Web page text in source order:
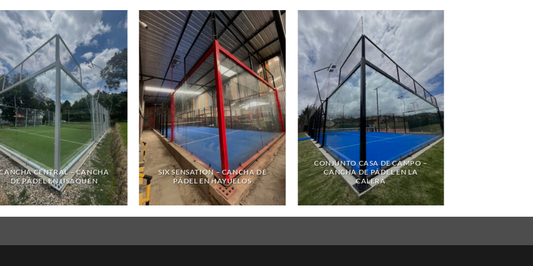
CENTRAL – CANCHA
DE PÁDEL EN USAQUEN
SIX SENSATION – CANCHA DE
PÁDEL EN HAYUELOS
CONJUNTO CASA DE CAMPO –
CANCHA DE PÁDEL EN LA
CALERA